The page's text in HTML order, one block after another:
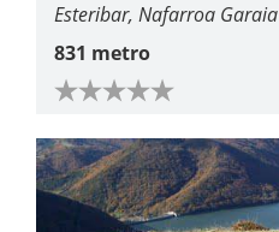
Esteribar, Nafarroa Garaia
831 metro